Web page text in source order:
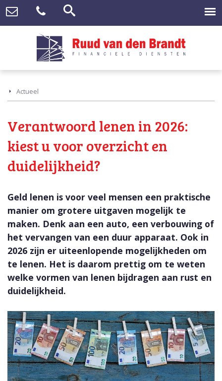
Actueel
Verantwoord lenen in 2026:
kiest u voor overzicht en
duidelijkheid?
Geld lenen is voor veel mensen een praktische
manier om grotere uitgaven mogelijk te
maken. Denk aan een auto, een verbouwing of
het vervangen van een duur apparaat. Ook in
2026 zijn er uiteenlopende mogelijkheden om
te lenen. Het is daarom prettig om te weten
welke vormen van lenen bijdragen aan rust en
duidelijkheid.